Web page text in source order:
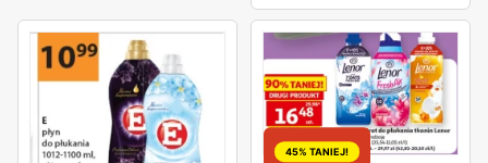
45% TANIEJ!